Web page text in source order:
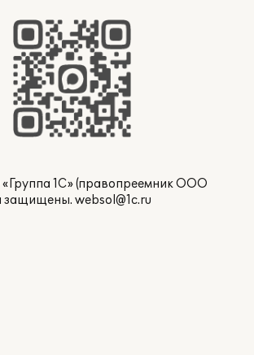
1С» (правопреемник ООО
защищены. websol@1c.ru